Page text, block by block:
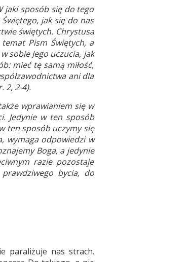
jaki sposób się do tego
jak się do nas
świętych. Chrystusa
Pism Świętych, a
sobie Jego uczucia, jak
mieć tę samą miłość,
ani dla
2, 2-4).
wprawianiem się w
Jedynie w ten sposób
ten sposób uczymy się
wymaga odpowiedzi w
Boga, a jedynie
razie pozostaje
bycia, do
paraliżuje nas strach.